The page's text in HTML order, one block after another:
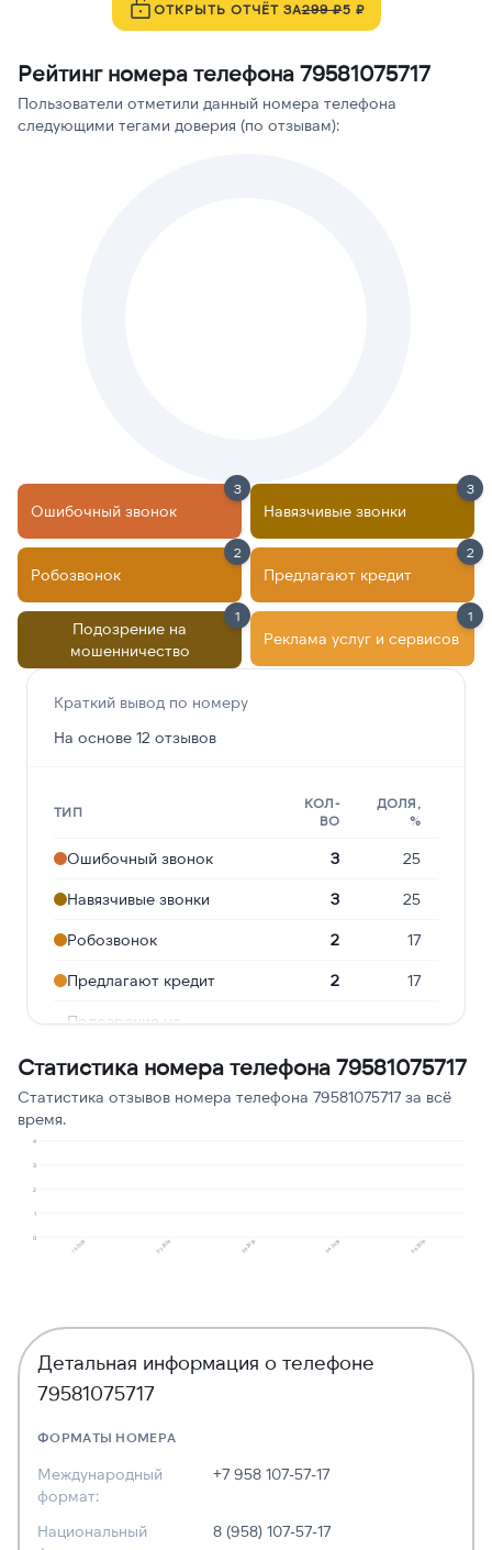
ОТКРЫТЬ ОТЧЁТ ЗА299 ₽5 ₽
Рейтинг номера телефона 79581075717
Пользователи отметили данный номера телефона
следующими тегами доверия (по отзывам):
Ошибочный звонок
3
Навязчивые звонки
3
Робозвонок
2
Предлагают кредит
2
Подозрение на
мошенничество
1
Реклама услуг и сервисов
1
Краткий вывод по номеру
На основе 12 отзывов
ТИП
КОЛ-
ВО
ДОЛЯ,
%
Ошибочный звонок 3 25
Навязчивые звонки 3 25
Робозвонок 2 17
Предлагают кредит 2 17
Подозрение на
Реклама услуг и сервисов
Статистика номера телефона 79581075717
Статистика отзывов номера телефона 79581075717 за всё
время.
0
1
2
3
4
10.2025 02.2026 03.2026 04.2026 06.2026
Детальная информация о телефоне
79581075717
ФОРМАТЫ НОМЕРА
Международный
формат:
+7 958 107-57-17
Национальный
8 (958) 107-57-17